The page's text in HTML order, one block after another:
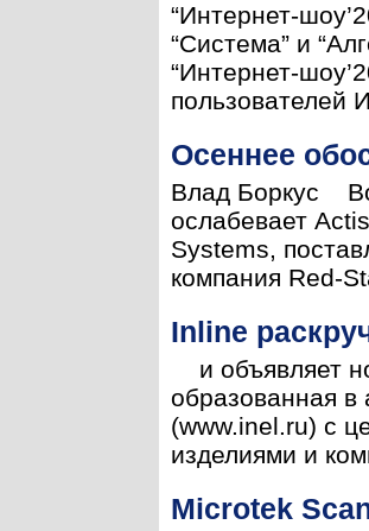
“Интернет-
“Система” и
“Интернет-
пользователей
Осеннее
Влад Боркус
ослабевает
Systems,
компания Red-
Inline
и объявляет
образованная в
(www.inel.ru) с
изделиями и
Microtek